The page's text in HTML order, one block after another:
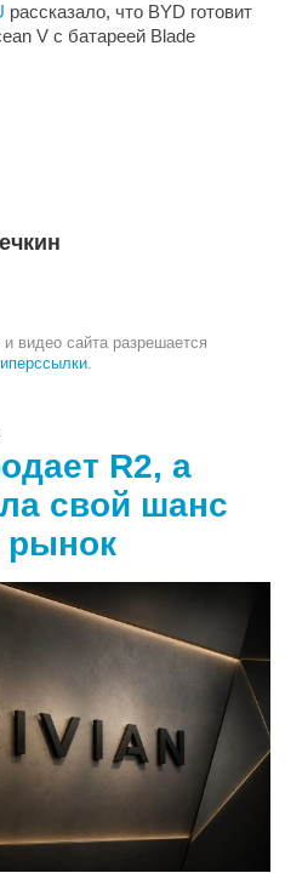
рассказало, что BYD готовит
V с батареей Blade
видео сайта разрешается
.
R2, а
свой шанс
рынок